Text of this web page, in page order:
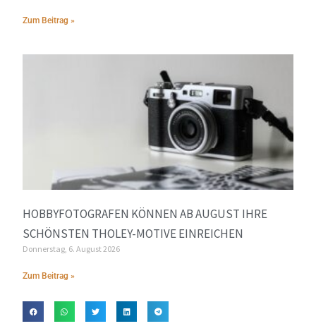
Zum Beitrag »
HOBBYFOTOGRAFEN KÖNNEN AB AUGUST IHRE
SCHÖNSTEN THOLEY-MOTIVE EINREICHEN
Donnerstag, 6. August 2026
Zum Beitrag »